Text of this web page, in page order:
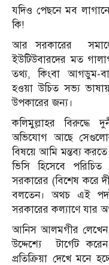
যদিও পেছনে মব
কি!
আর সরকারের
ইউটিউবারদের মত
তথ্য, কিংবা আগডুম-
হওয়া উচিত সভ্য
উপকারের জন্য।
কলিমুল্লাহর বিরুদ্ধে
অভিযোগ আছে সেগুলোর
বিষয়ে আমি মন্তব্য
ভিসি হিসেবে পরিচিত
সরকারের (বিশেষ করে
বলতেন। অথচ এই
সরকারের কল্যাণে যার
আনিস আলমগীর লেখেন,
উদ্দেশ্যে টার্গেট
প্রতিক্রিয়া দেখে মনে